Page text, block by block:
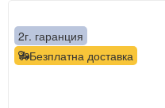
Безплатна доставка
2г. гаранция